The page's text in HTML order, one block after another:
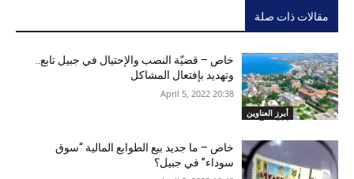
مقالات ذات صلة
أبرز العناوين
خاص – قضيّة النصب والإحتيال في جبيل تابع..
وتهديد بإفتعال المشاكل
20:38 2022 ,April 5
خاص – ما جديد بيع الطوابع المالية “سوق
سوداء” في جبيل؟